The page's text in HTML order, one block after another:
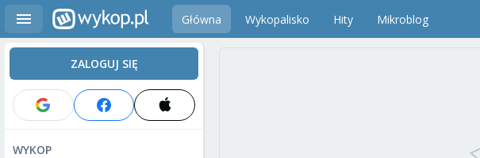
Główna Wykopalisko Hity Mikroblog
ZALOGUJ SIĘ
WYKOP